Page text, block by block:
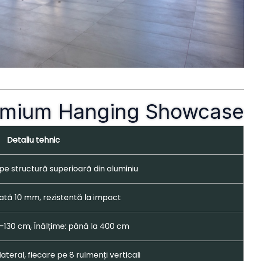
Hanging Showcase
Detaliu tehnic
structură superioară din aluminiu
10 mm, rezistentă la impact
cm, Înălțime: până la 400 cm
fiecare pe 8 rulmenți verticali